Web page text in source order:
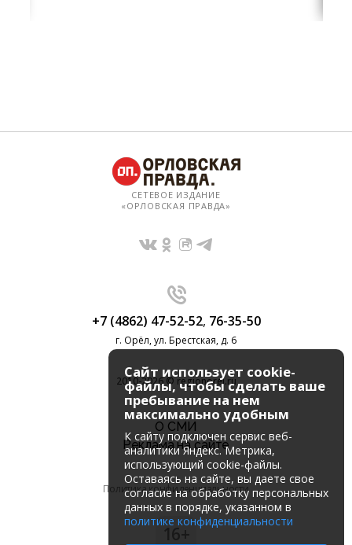
СЕТЕВОЕ ИЗДАНИЕ
«ОРЛОВСКАЯ ПРАВДА»
+7 (4862) 47-52-52, 76-35-50
г. Орёл, ул. Брестская, д. 6
2010-2026 © regionorel.ru
О СМИ
Реклама на сайте
Политика конфиденциальности
16+
Сайт использует cookie-
файлы, чтобы сделать ваше
пребывание на нем
максимально удобным
К cайту подключен сервис веб-
аналитики Яндекс. Метрика,
использующий cookie-файлы.
Оставаясь на сайте, вы даете свое
согласие на обработку персональных
данных в порядке, указанном в
политике конфиденциальности